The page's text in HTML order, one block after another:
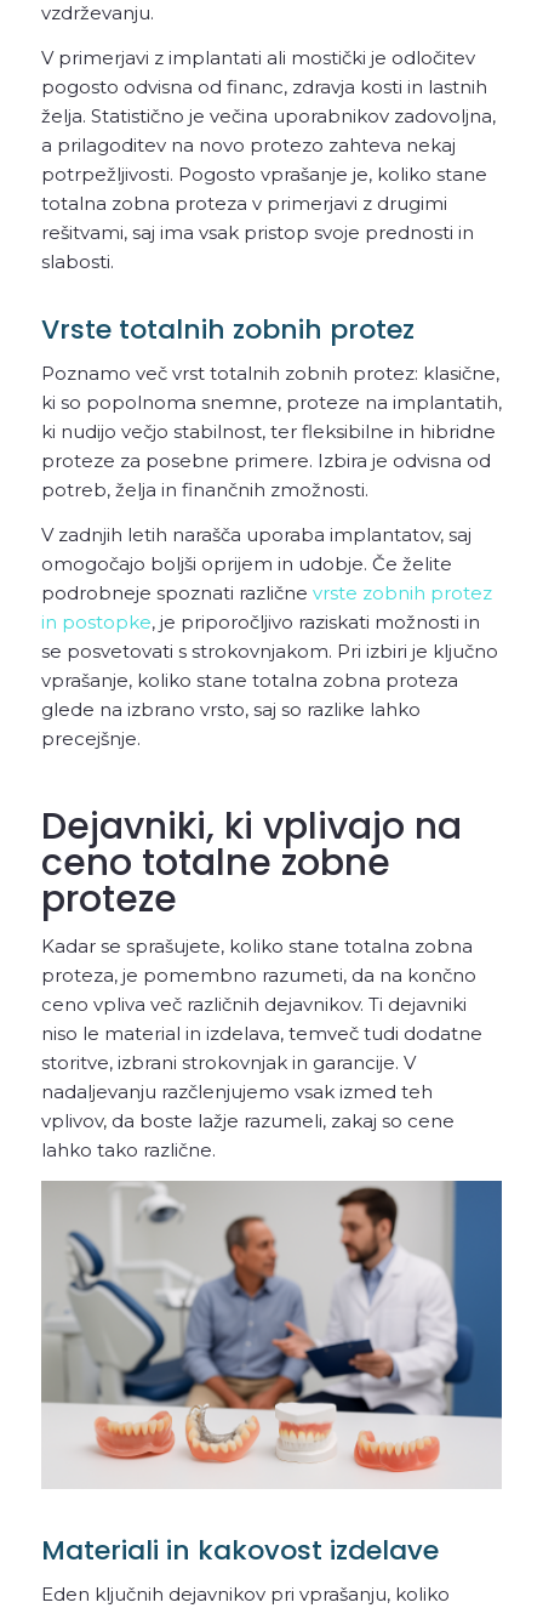
vzdrževanju.
V primerjavi z implantati ali mostički je odločitev
pogosto odvisna od financ, zdravja kosti in lastnih
želja. Statistično je večina uporabnikov zadovoljna,
a prilagoditev na novo protezo zahteva nekaj
potrpežljivosti. Pogosto vprašanje je, koliko stane
totalna zobna proteza v primerjavi z drugimi
rešitvami, saj ima vsak pristop svoje prednosti in
slabosti.
Vrste totalnih zobnih protez
Poznamo več vrst totalnih zobnih protez: klasične,
ki so popolnoma snemne, proteze na implantatih,
ki nudijo večjo stabilnost, ter fleksibilne in hibridne
proteze za posebne primere. Izbira je odvisna od
potreb, želja in finančnih zmožnosti.
V zadnjih letih narašča uporaba implantatov, saj
omogočajo boljši oprijem in udobje. Če želite
podrobneje spoznati različne vrste zobnih protez
in postopke, je priporočljivo raziskati možnosti in
se posvetovati s strokovnjakom. Pri izbiri je ključno
vprašanje, koliko stane totalna zobna proteza
glede na izbrano vrsto, saj so razlike lahko
precejšnje.
Dejavniki, ki vplivajo na
ceno totalne zobne
proteze
Kadar se sprašujete, koliko stane totalna zobna
proteza, je pomembno razumeti, da na končno
ceno vpliva več različnih dejavnikov. Ti dejavniki
niso le material in izdelava, temveč tudi dodatne
storitve, izbrani strokovnjak in garancije. V
nadaljevanju razčlenjujemo vsak izmed teh
vplivov, da boste lažje razumeli, zakaj so cene
lahko tako različne.
Materiali in kakovost izdelave
Eden ključnih dejavnikov pri vprašanju, koliko